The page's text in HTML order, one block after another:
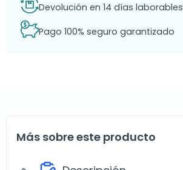
Devolución en 14 días laborables
Pago 100% seguro garantizado
Más sobre este producto